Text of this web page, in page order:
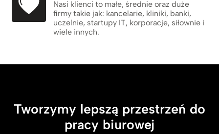
Nasi klienci to małe, średnie oraz duże
firmy takie jak: kancelarie, kliniki, banki,
uczelnie, startupy IT, korporacje, siłownie i
wiele innych.
Tworzymy lepszą przestrzeń do
pracy biurowej